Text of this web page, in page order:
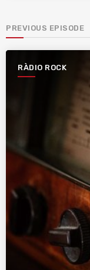
PREVIOUS EPISODE
RÀDIO ROCK